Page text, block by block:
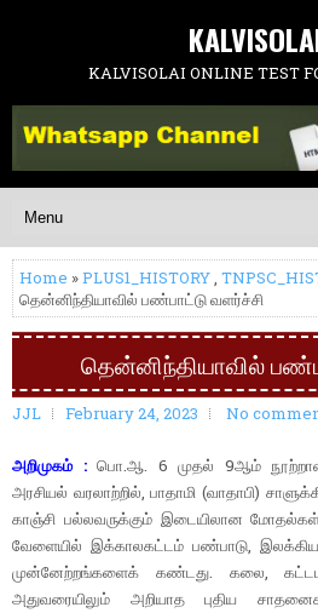
KALVISOLAI ONLINE TEST
Home »PLUS1_HISTORY,
தென்னிந்தியாவில் பண்பாட்டு வளர்ச்சி
தென்னிந்தியாவில்
JJL February 24, 2023 No
அறிமுகம் : பொ.ஆ. 6 முதல் 9ஆம்
அரசியல் வரலாற்றில், பாதாமி (வாதாபி)
காஞ்சி பல்லவருக்கும் இடையிலான
வேளையில் இக்காலகட்டம் பண்பாடு,
முன்னேற்றங்களைக் கண்டது. கலை,
அதுவரையிலும் அறியாத புதிய